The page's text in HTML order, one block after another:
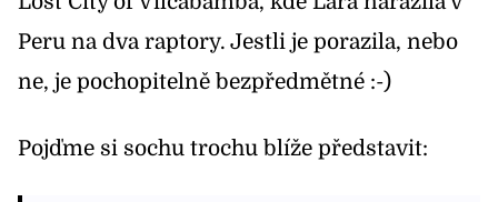
Peru na dva raptory. Jestli je porazila, nebo
ne, je pochopitelně bezpředmětné :-)
Pojďme si sochu trochu blíže představit: